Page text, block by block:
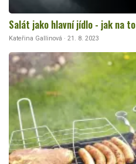
Salát jako hlavní jídlo - jak na to
Kateřina Gallinová · 21. 8. 2023